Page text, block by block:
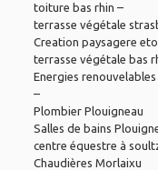
toiture bas rhin –
terrasse végétale
Creation paysagere
terrasse végétale bas
Energies
–
Plombier Plouigneau
Salles de bains
centre équestre à
Chaudières Morlaixu